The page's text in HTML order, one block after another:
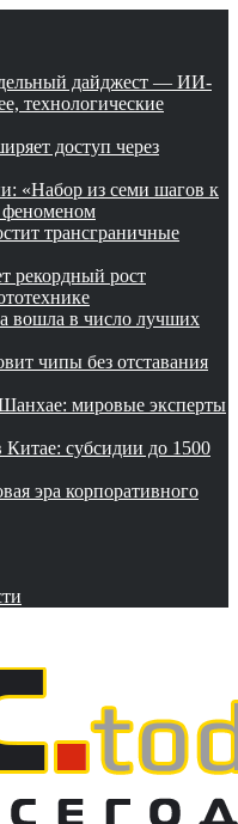
дайджест — ИИ-
технологические
доступ через
«Набор из семи шагов к
феноменом
трансграничные
рекордный рост
вошла в число лучших
чипы без отставания
мировые эксперты
субсидии до 1500
эра корпоративного